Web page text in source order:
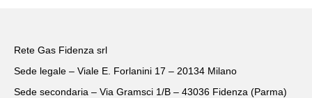
Rete Gas Fidenza srl
Sede legale – Viale E. Forlanini 17 – 20134 Milano
Sede secondaria – Via Gramsci 1/B – 43036 Fidenza (Parma)